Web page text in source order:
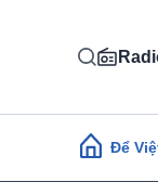
Main Để